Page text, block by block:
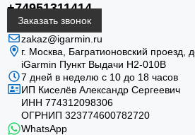
+74951311414
Заказать звонок
zakaz@igarmin.ru
г. Москва, Багратионовский проезд,
iGarmin Пункт Выдачи Н2-010В
7 дней в неделю с 10 до 18 часов
ИП Киселёв Александр Сергеевич
ИНН 774312098306
ОГРНИП 323774600782720
WhatsApp